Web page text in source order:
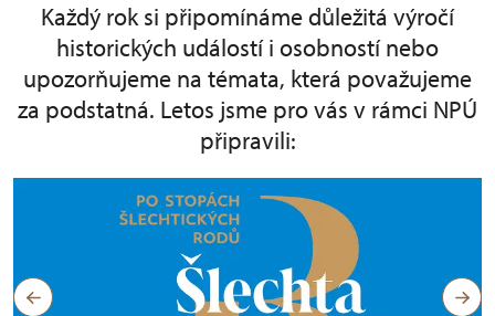
Každý rok si připomínáme důležitá výročí
historických událostí i osobností nebo
upozorňujeme na témata, která považujeme
za podstatná. Letos jsme pro vás v rámci NPÚ
připravili: